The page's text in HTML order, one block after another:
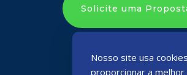
Solicite uma
Nosso site usa
proporcionar a melhor